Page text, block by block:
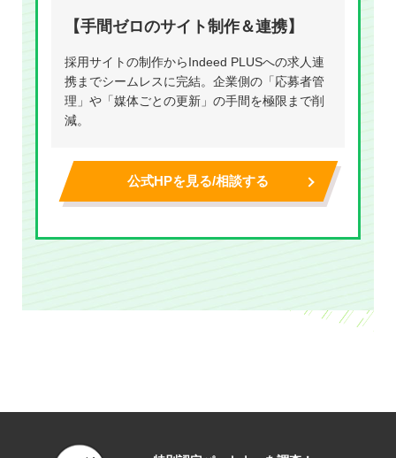
【手間ゼロのサイト制作＆連携】
採用サイトの制作からIndeed PLUSへの求人連
携までシームレスに完結。企業側の「応募者管
理」や「媒体ごとの更新」の手間を極限まで削
減。
公式HPを見る/相談する